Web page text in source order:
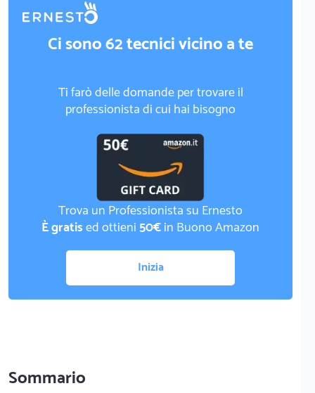
Ci sono 62 tecnici vicino a te
Ti farò delle domande per trovare il
professionista di cui hai bisogno
Trova un Professionista su Ernesto
È gratised ottieni50€in Buono Amazon
Inizia
Sommario